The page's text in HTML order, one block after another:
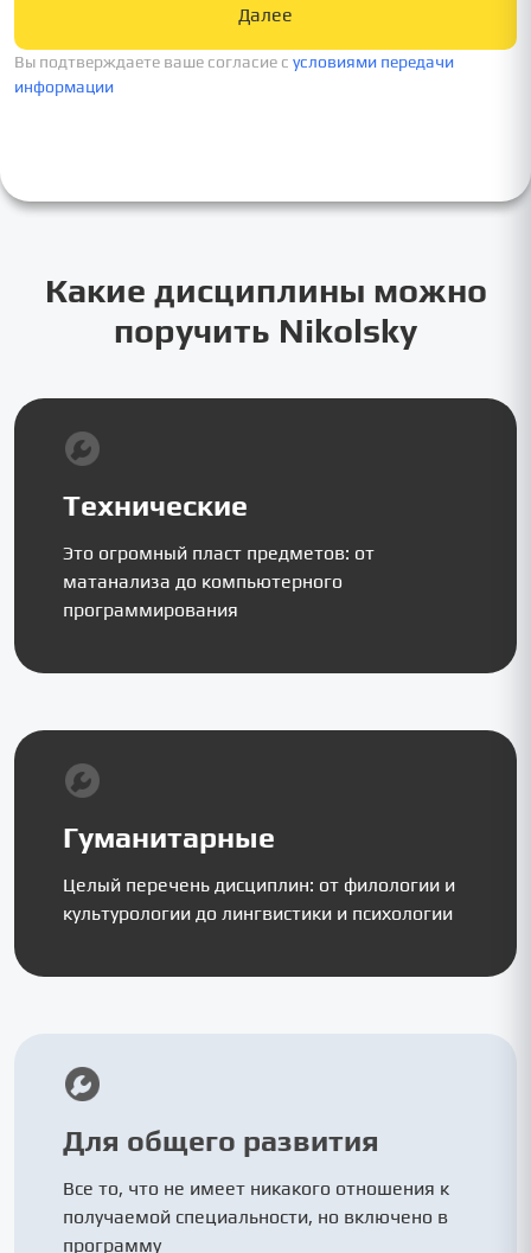
Вы подтверждаете ваше согласие c условиями передачи
информации
Далее
Какие дисциплины можно
поручить Nikolsky
Технические
Это огромный пласт предметов: от
матанализа до компьютерного
программирования
Гуманитарные
Целый перечень дисциплин: от филологии и
культурологии до лингвистики и психологии
Для общего развития
Все то, что не имеет никакого отношения к
получаемой специальности, но включено в
программу